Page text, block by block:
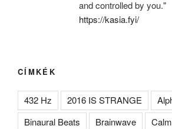
and controlled by you."
https://kasia.fyi/
CÍMKÉK
432 Hz 2016 IS STRANGE
Binaural Beats
Brainwave